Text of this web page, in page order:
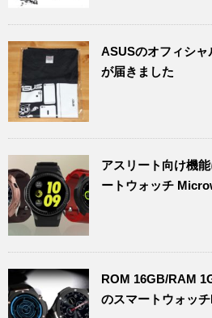
ASUSのオフィシャ
が届きました
アスリート向け機
ートウォッチ
ROM 16GB/RAM
のスマートウォッ